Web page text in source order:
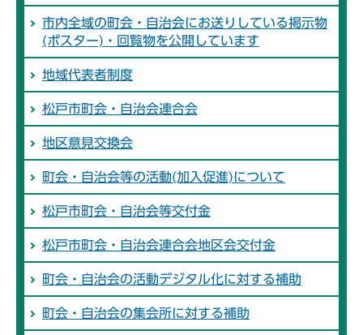
市内全域の町会・自治会にお送りしている掲示物
(ポスター)・回覧物を公開しています
地域代表者制度
松戸市町会・自治会連合会
地区意見交換会
町会・自治会等の活動(加入促進)について
松戸市町会・自治会等交付金
松戸市町会・自治会連合会地区会交付金
町会・自治会の活動デジタル化に対する補助
町会・自治会の集会所に対する補助